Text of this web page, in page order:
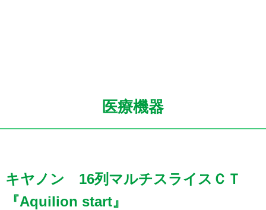
医療機器
キヤノン 16列マルチスライスＣＴ
『Aquilion start』